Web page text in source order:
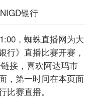
银行
，蜘蛛直播网为大
行》直播比赛开赛，
接，喜欢阿达玛市
，第一时间在本页面
比赛直播。